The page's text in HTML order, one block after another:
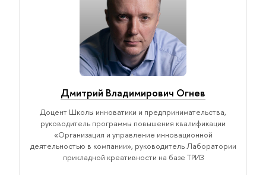
Дмитрий Владимирович Огнев
Доцент Школы инноватики и предпринимательства,
руководитель программы повышения квалификации
«Организация и управление инновационной
деятельностью в компании», руководитель Лаборатории
прикладной креативности на базе ТРИЗ